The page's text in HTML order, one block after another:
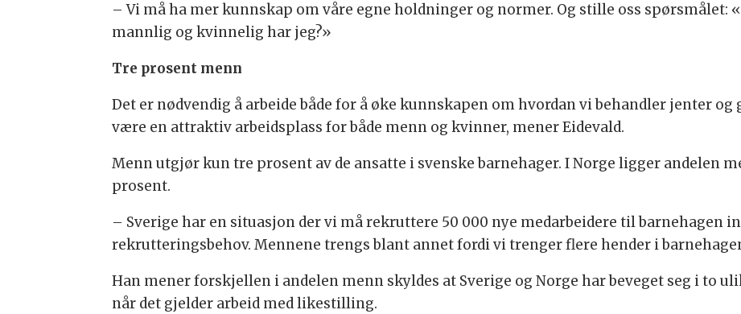
– Vi må ha mer kunnskap om våre egne holdninger og normer. Og stille oss
mannlig og kvinnelig har jeg?»
Tre prosent menn
Det er nødvendig å arbeide både for å øke kunnskapen om hvordan vi behandler jenter
være en attraktiv arbeidsplass for både menn og kvinner, mener Eidevald.
Menn utgjør kun tre prosent av de ansatte i svenske barnehager. I Norge ligger andelen
prosent.
– Sverige har en situasjon der vi må rekruttere 50 000 nye medarbeidere til barnehagen
rekrutteringsbehov. Mennene trengs blant annet fordi vi trenger flere hender i
Han mener forskjellen i andelen menn skyldes at Sverige og Norge har beveget seg i to
når det gjelder arbeid med likestilling.